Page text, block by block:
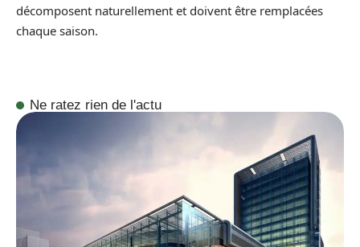
décomposent naturellement et doivent être remplacées
chaque saison.
Ne ratez rien de l'actu